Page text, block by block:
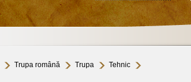
Trupa română Trupa Tehnic